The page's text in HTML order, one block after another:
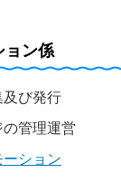
ョン係
及び発行
管理運営
ーション